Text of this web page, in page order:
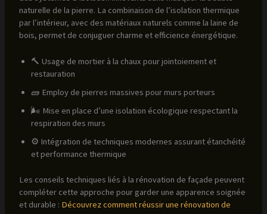
naturelle de la pierre. La combinaison de l’isolation thermique
par l’intérieur, avec des matériaux naturels comme la laine de
bois, permet de conjuguer charme et efficience énergétique.
🔨 Usage de mortier à la chaux pour jointoiement et
restauration
🧱 Employ de pierres massives pour murs porteurs
🌬️ Mise en place d’une isolation écologique respectant la
respiration des murs
⚙️ Intégration de techniques modernes assurant étanchéité
et performance thermique
Les conseils techniques liés à la rénovation de façade peuvent
compléter cette approche pour garder une apparence soignée
et durable : Découvrez comment réussir une rénovation de